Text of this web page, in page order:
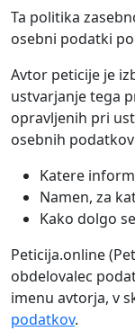
Ta politika
osebni podatki
Avtor peticije je
ustvarjanje tega
opravljenih pri
osebnih
Katere
Namen, za
Kako dolgo
Peticija.online
obdelovalec
imenu avtorja, v
podatkov.